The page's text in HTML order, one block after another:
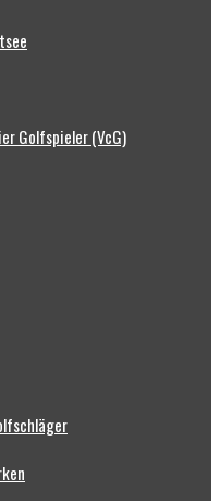
Golfspieler (VcG)